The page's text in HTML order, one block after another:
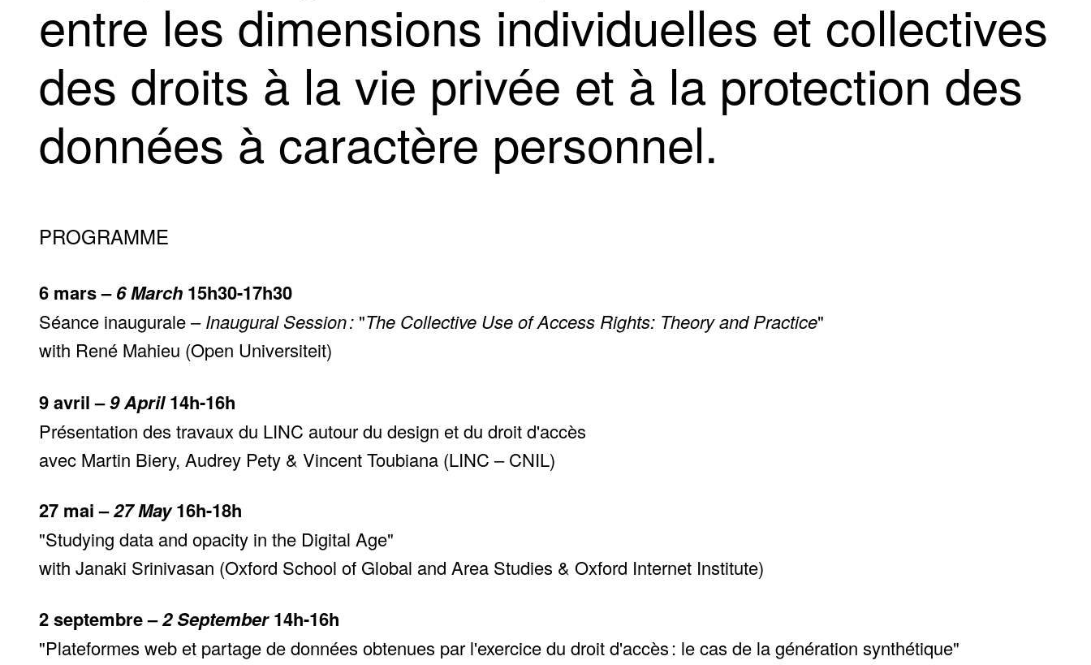
entre les dimensions individuelles et collectives
des droits à la vie privée et à la protection des
données à caractère personnel.
PROGRAMME
6 mars –6 March 15h30-17h30
Séance inaugurale –Inaugural Session : "The Collective Use of Access Rights: Theory and Practice"
with René Mahieu (Open Universiteit)
9 avril –9 April14h-16h
Présentation des travaux du LINC autour du design et du droit d'accès
avec Martin Biery, Audrey Pety & Vincent Toubiana (LINC – CNIL)
27 mai –27 May16h-18h
"Studying data and opacity in the Digital Age"
with Janaki Srinivasan (Oxford School of Global and Area Studies & Oxford Internet Institute)
2 septembre –2 September14h-16h
"Plateformes web et partage de données obtenues par l'exercice du droit d'accès : le cas de la génération synthétique"